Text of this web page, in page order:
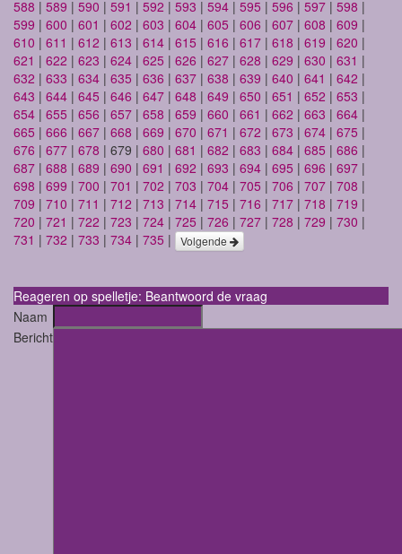
588 | 589 | 590 | 591 | 592 | 593 | 594 | 595 | 596 | 597 | 598 |
599 | 600 | 601 | 602 | 603 | 604 | 605 | 606 | 607 | 608 | 609 |
610 | 611 | 612 | 613 | 614 | 615 | 616 | 617 | 618 | 619 | 620 |
621 | 622 | 623 | 624 | 625 | 626 | 627 | 628 | 629 | 630 | 631 |
632 | 633 | 634 | 635 | 636 | 637 | 638 | 639 | 640 | 641 | 642 |
643 | 644 | 645 | 646 | 647 | 648 | 649 | 650 | 651 | 652 | 653 |
654 | 655 | 656 | 657 | 658 | 659 | 660 | 661 | 662 | 663 | 664 |
665 | 666 | 667 | 668 | 669 | 670 | 671 | 672 | 673 | 674 | 675 |
676 | 677 | 678 | 679 | 680 | 681 | 682 | 683 | 684 | 685 | 686 |
687 | 688 | 689 | 690 | 691 | 692 | 693 | 694 | 695 | 696 | 697 |
698 | 699 | 700 | 701 | 702 | 703 | 704 | 705 | 706 | 707 | 708 |
709 | 710 | 711 | 712 | 713 | 714 | 715 | 716 | 717 | 718 | 719 |
720 | 721 | 722 | 723 | 724 | 725 | 726 | 727 | 728 | 729 | 730 |
731 | 732 | 733 | 734 | 735 | Volgende
Reageren op spelletje: Beantwoord de vraag
Naam
Bericht